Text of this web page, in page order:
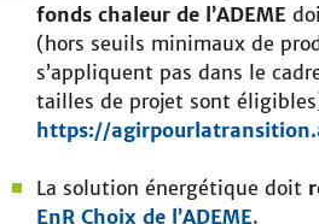
fonds chaleur de l’ADEME
(hors seuils minimaux de
s’appliquent pas dans le
tailles de projet sont
https://
La solution énergétique doit
EnR Choix de l’ADEME.